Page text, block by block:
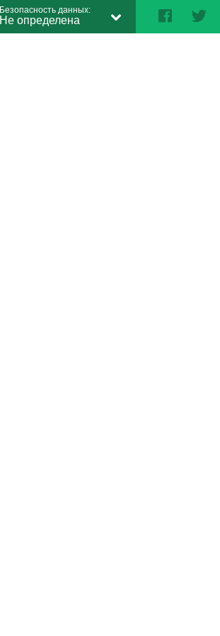
Безопасность данных:
Не определена